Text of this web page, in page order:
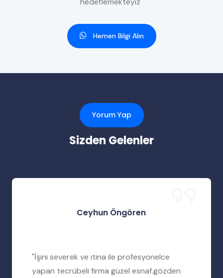
Hemen Bilgi Alın
Yorum Yap
Sizden Gelenler
Ceyhun Öngören
"İşini severek ve itina ile profesyonelce
yapan tecrübeli firma güzel esnaf.gözden